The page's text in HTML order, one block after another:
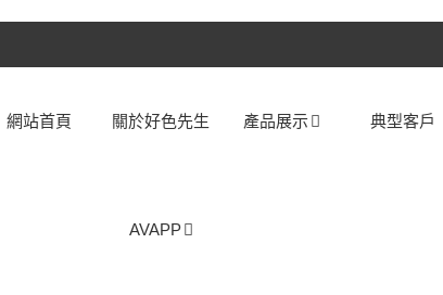
網站首頁 關於好色先生
AVAPP
產品展示 典型客戶